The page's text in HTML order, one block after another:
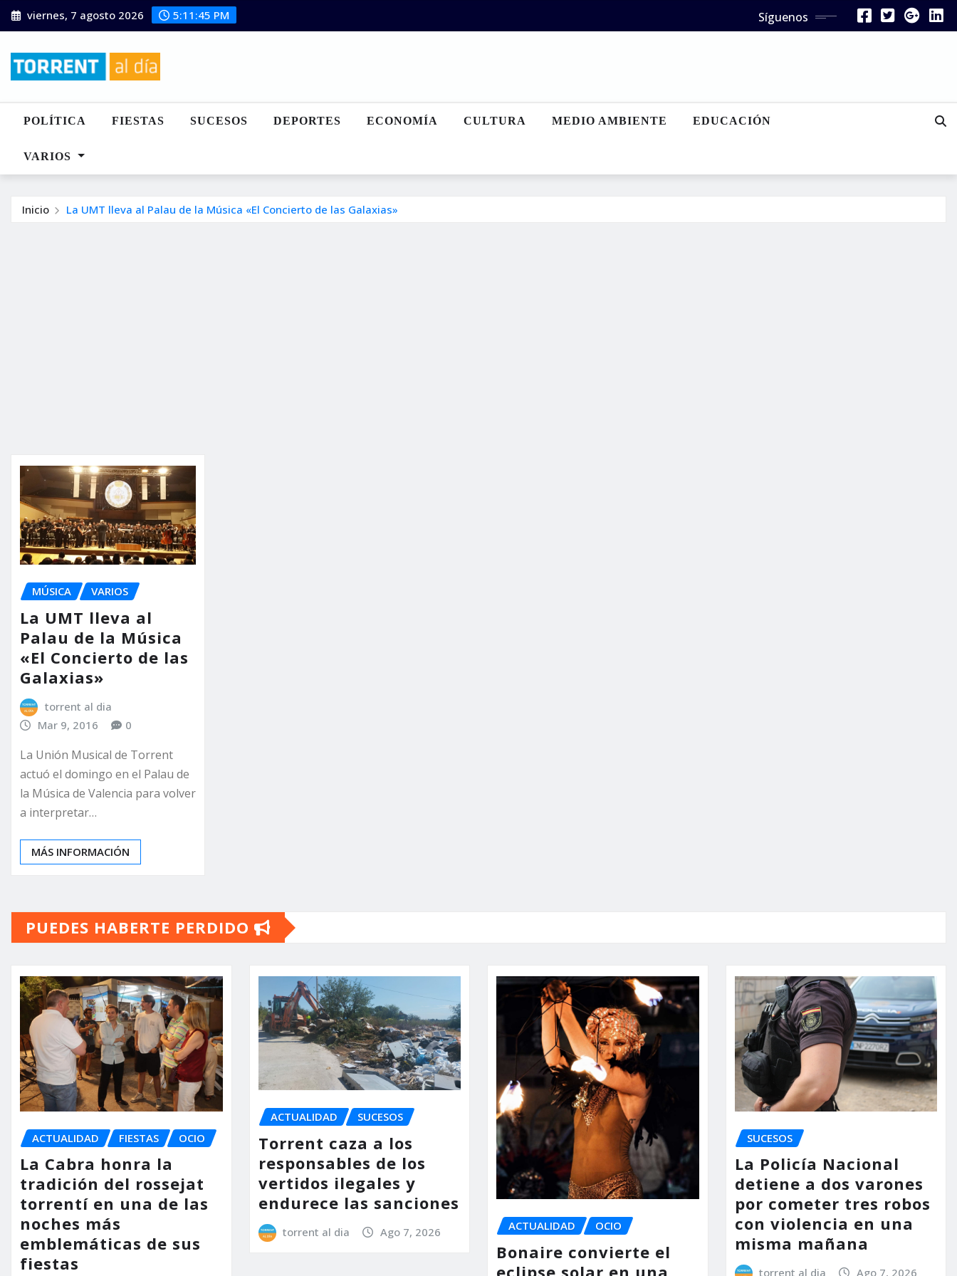
Saltar
al
viernes, 7 agosto 2026 5:11:45 PM Síguenos
POLÍTICA FIESTAS SUCESOS DEPORTES ECONOMÍA CULTURA MEDIO AMBIENTE EDUCACIÓN
VARIOS
Inicio La UMT lleva al Palau de la Música «El Concierto de las Galaxias»
MÚSICA VARIOS
La UMT lleva al
Palau de la Música
«El Concierto de las
Galaxias»
torrent al dia
Mar 9, 2016
0
La Unión Musical de Torrent
actuó el domingo en el Palau de
la Música de Valencia para volver
a interpretar…
MÁS INFORMACIÓN
PUEDES HABERTE PERDIDO
ACTUALIDAD FIESTAS OCIO
La Cabra honra la
tradición del rossejat
torrentí en una de las
noches más
emblemáticas de sus
fiestas
ACTUALIDAD SUCESOS
Torrent caza a los
responsables de los
vertidos ilegales y
endurece las sanciones
torrent al dia Ago 7, 2026 ACTUALIDAD OCIO
Bonaire convierte el
SUCESOS
La Policía Nacional
detiene a dos varones
por cometer tres robos
con violencia en una
misma mañana
torrent al dia Ago 7, 2026